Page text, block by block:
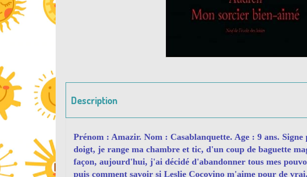
Description
Prénom : Amazir. Nom : Casablanquette. Age : 9 ans.
doigt, je range ma chambre et tic, d'un coup de baguette
façon, aujourd'hui, j'ai décidé d'abandonner tous mes
puis comment savoir si Leslie Cocovino m'aime pour de